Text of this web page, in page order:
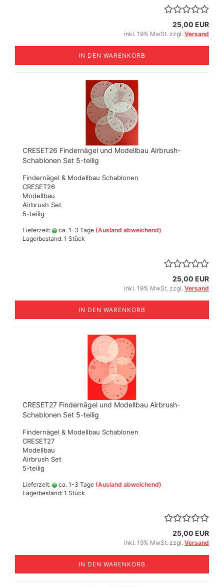
25,00 EUR
inkl. 19% MwSt. zzgl. Versand
IN DEN WARENKORB
CRESET26 Findernägel und Modellbau Airbrush-
Schablonen Set 5-teilig
Findernägel & Modellbau Schablonen
CRESET26
Modellbau
Airbrush Set
5-teilig
Lieferzeit: ca. 1-3 Tage (Ausland abweichend)
Lagerbestand: 1 Stück
25,00 EUR
inkl. 19% MwSt. zzgl. Versand
IN DEN WARENKORB
CRESET27 Findernägel und Modellbau Airbrush-
Schablonen Set 5-teilig
Findernägel & Modellbau Schablonen
CRESET27
Modellbau
Airbrush Set
5-teilig
Lieferzeit: ca. 1-3 Tage (Ausland abweichend)
Lagerbestand: 1 Stück
25,00 EUR
inkl. 19% MwSt. zzgl. Versand
IN DEN WARENKORB